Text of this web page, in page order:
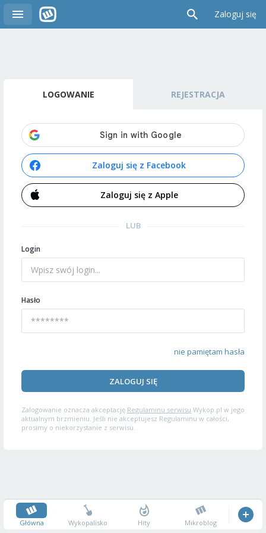
Zaloguj się
LOGOWANIE REJESTRACJA
Zaloguj się z Facebook
Zaloguj się z Apple
LUB
Login
Hasło
nie pamiętam hasła
ZALOGUJ SIĘ
Zalogowanie oznacza akceptację Regulaminu serwisu Wykop.pl w jego
aktualnym brzmieniu. Jeśli nie akceptujesz Regulaminu w całości,
prosimy o niekorzystanie z serwisu.
Główna Wykopalisko Hity Mikroblog